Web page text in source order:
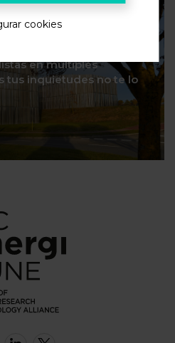
futuro
en múltiples
tus inquietudes no te lo
cookies